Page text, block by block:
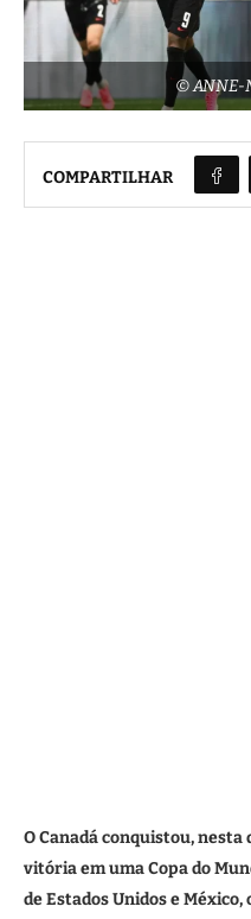
© ANNE-
COMPARTILHAR
O Canadá conquistou,
vitória em uma Copa do
de Estados Unidos e